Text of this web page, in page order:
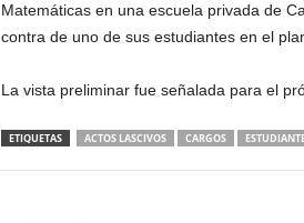
Matemáticas en una escuela privada de
contra de uno de sus estudiantes en el
La vista preliminar fue señalada para el
ETIQUETAS ACTOS LASCIVOS CARGOS